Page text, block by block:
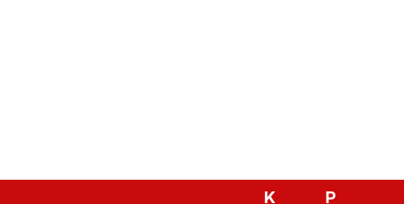
K P